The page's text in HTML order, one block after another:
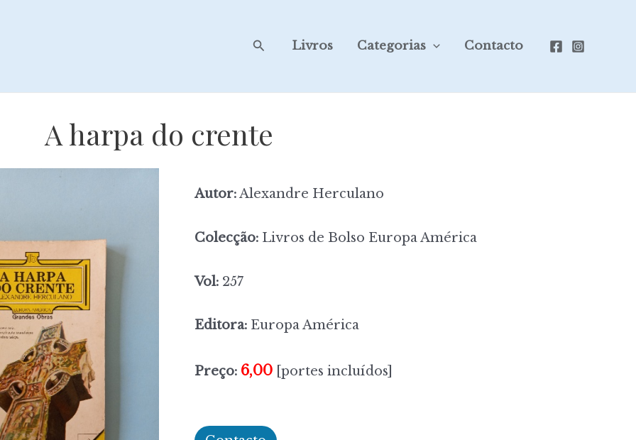
SearchLivros Categorias Contacto
A harpa do crente
Autor:Alexandre Herculano
Colecção: Livros de Bolso Europa América
Vol: 257
Editora: Europa América
Preço: 6,00 [portes incluídos]